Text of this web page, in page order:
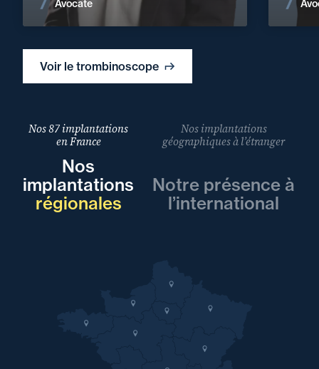
Voir le trombinoscope
Avocate
Nos 87 implantations
en France
Nos
implantations
régionales
Nos implantations
géographiques à l’étranger
Notre présence à
l’international